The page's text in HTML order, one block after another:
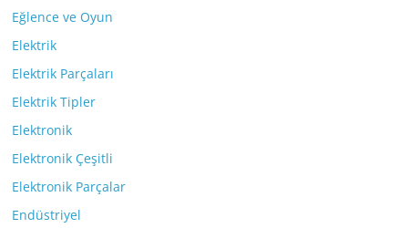
Eğlence ve Oyun
Elektrik
Elektrik Parçaları
Elektrik Tipler
Elektronik
Elektronik Çeşitli
Elektronik Parçalar
Endüstriyel